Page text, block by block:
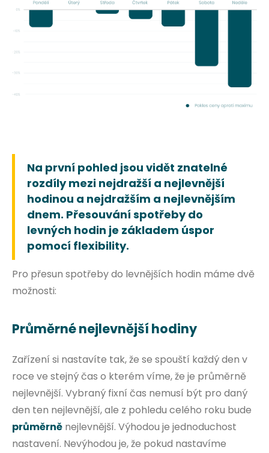
Na první pohled jsou vidět znatelné
rozdíly mezi nejdražší a nejlevnější
hodinou a nejdražším a nejlevnějším
dnem. Přesouvání spotřeby do
levných hodin je základem úspor
pomocí flexibility.
Pro přesun spotřeby do levnějších hodin máme dvě
možnosti:
Průměrné nejlevnější hodiny
Zařízení si nastavíte tak, že se spouští každý den v
roce ve stejný čas o kterém víme, že je průměrně
nejlevnější. Vybraný fixní čas nemusí být pro daný
den ten nejlevnější, ale z pohledu celého roku bude
průměrně nejlevnější. Výhodou je jednoduchost
nastavení. Nevýhodou je, že pokud nastavíme